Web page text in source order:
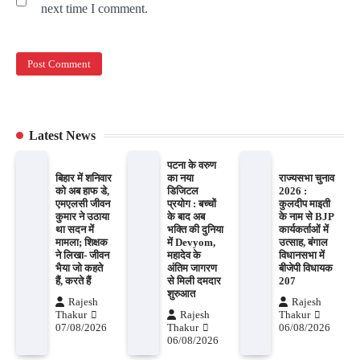
next time I comment.
Latest News
बिहार में शनिवार
को अब हाफ डे,
एमएलसी जीवन
कुमार ने उठाया
था सदन में
मामला; शिक्षक
ने लिखा- जीवन
भैया जो कहते
हैं, करते हैं
Rajesh
Thakur
07/08/2026
पटना के वरुण
का नया
डिजिटल
प्रयोग : बच्चों
के बाद अब
भक्ति की दुनिया
में Devyom,
महादेव के
अंतिम जागरण
से मिली दमदार
शुरुआत
Rajesh
Thakur
06/08/2026
राज्यसभा चुनाव
2026 :
कुलदीप माइती
के नाम से BJP
कार्यकर्ताओं में
उत्साह, बंगाल
विधानसभा में
बीजेपी विधायक
207
Rajesh
Thakur
06/08/2026